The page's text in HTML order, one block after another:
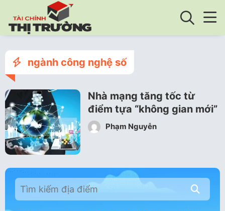
ngành công nghệ số
Nhà mạng tăng tốc từ
điểm tựa “không gian mới”
Phạm Nguyễn